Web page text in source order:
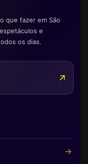
que fazer em São
e
os dias.